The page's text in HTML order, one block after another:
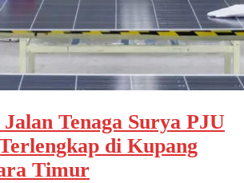
Tenaga Surya PJU
di Kupang
Timur